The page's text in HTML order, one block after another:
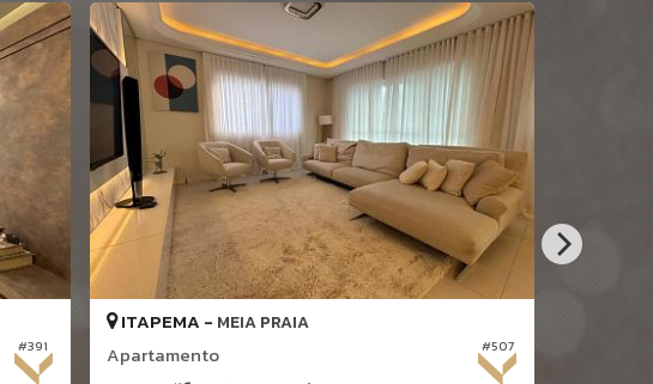
#391 #507
ITAPEMA - MEIA PRAIA
Apartamento